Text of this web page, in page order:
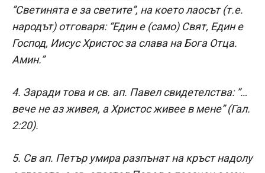
”Светинята е за светите”, на което лаосът (т.е.
народът) отговаря: “Един е (само) Свят, Един е
Господ, Иисус Христос за слава на Бога Отца.
Амин.”
4. Заради това и св. ап. Павел свидетелства: ”…
вече не аз живея, а Христос живее в мене” (Гал.
2:20).
5. Св ап. Петър умира разпънат на кръст надолу